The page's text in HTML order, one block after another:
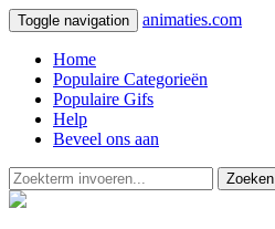
Toggle navigation animaties.com
Home
Populaire Categorieën
Populaire Gifs
Help
Beveel ons aan
Zoeken